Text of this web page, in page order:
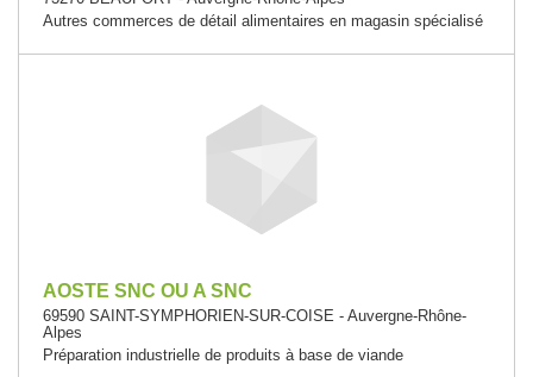
Autres commerces de détail alimentaires en magasin spécialisé
AOSTE SNC OU A SNC
69590 SAINT-SYMPHORIEN-SUR-COISE - Auvergne-Rhône-
Alpes
Préparation industrielle de produits à base de viande